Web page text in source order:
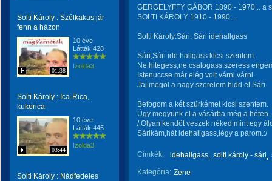
Solti Károly : Szélkakas jár
fenn a házon
01:38
10 éve
Látták:428
Izolda3
Solti Károly : Ica-Rica,
kukorica
03:44
10 éve
Látták:445
Izolda3
Solti Károly : Nádfedeles
GERGELYFFY GÁBOR 1890 - 1970 .. a
SOLTI KÁROLY 1910 - 1990....
Solti Károly:Sári, Sári idehallgass
Sári,Sári ide hallgass kicsi szentem.
Ne hitegess,ne csalogass,szeress
Istenuccse már elég volt várni,várni.
Jaj megöl a nagy szerelem hidd el Sári.
Befogom a két szürkémet kicsi szentem.
Úgy megyünk el a vásárba még a héten.
/:Olyan kendőt veszek néked mint egy
Sárikám,hát idehallgass,légy a párom.:/
Címkék: idehallgass solti károly - sári
Kategória: Zene